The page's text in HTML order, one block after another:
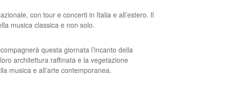
con tour e concerti in Italia e all’estero. Il
musica classica e non solo.
questa giornata l’incanto della
architettura raffinata e la vegetazione
musica e all’arte contemporanea.